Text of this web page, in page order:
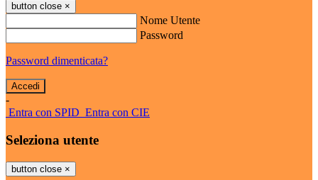
button close ×
Nome Utente
Password
Password dimenticata?
-
Entra con SPID Entra con CIE
Seleziona utente
button close ×